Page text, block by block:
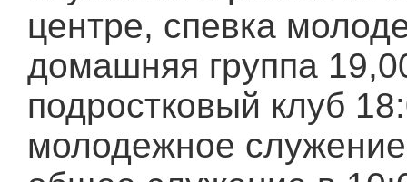
центре, спевка
домашняя группа
подростковый клуб
молодежное